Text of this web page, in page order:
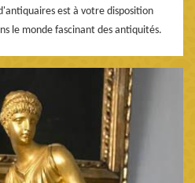
est à votre disposition
le monde fascinant des antiquités.